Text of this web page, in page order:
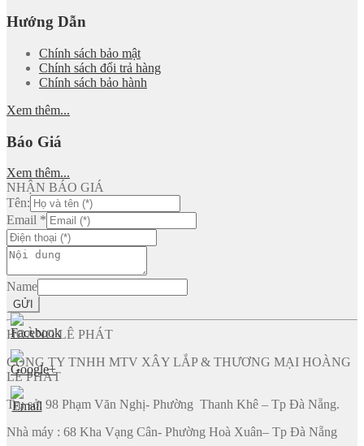
Hướng Dẫn
Chính sách bảo mật
Chính sách đổi trả hàng
Chính sách bảo hành
Xem thêm...
Báo Giá
Xem thêm...
NHẬN BÁO GIÁ
Tên:
Email *
Name
GỬI
HOÀNG LÊ PHÁT
CÔNG TY TNHH MTV XÂY LẮP & THƯƠNG MẠI HOÀNG
LÊ PHÁT
Trụ sở: 98 Phạm Văn Nghị- Phường Thanh Khê – Tp Đà Nẵng.
Nhà máy : 68 Kha Vạng Cân- Phường Hoà Xuân– Tp Đà Nẵng